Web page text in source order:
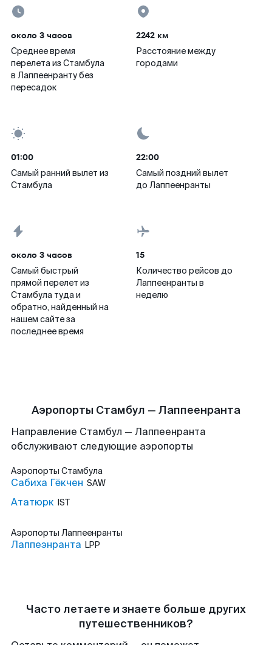
около 3 часов
Среднее время
перелета из Стамбула
в Лаппеенранту без
пересадок
2242 км
Расстояние между
городами
01:00
Самый ранний вылет из
Стамбула
22:00
Самый поздний вылет
до Лаппеенранты
около 3 часов
Самый быстрый
прямой перелет из
Стамбула туда и
обратно, найденный на
нашем сайте за
последнее время
15
Количество рейсов до
Лаппеенранты в
неделю
Аэропорты Стамбул — Лаппеенранта
Направление Стамбул — Лаппеенранта
обслуживают следующие аэропорты
Аэропорты Стамбула
Сабиха Гёкчен SAW
Ататюрк IST
Аэропорты Лаппеенранты
Лаппеэнранта LPP
Часто летаете и знаете больше других
путешественников?